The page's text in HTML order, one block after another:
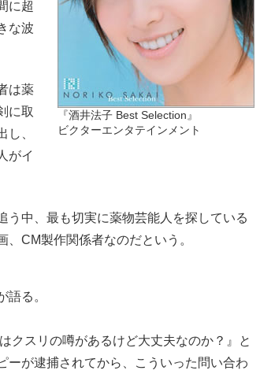
『酒井法子 Best Selection』
ビクターエンタテインメント
に超
な波
は薬
に取
し、
がイ
中、最も切実に薬物芸能人を探している
CM製作関係者なのだという。
る。
クスリの噂があるけど大丈夫なのか？』と
ーが逮捕されてから、こういった問い合わ